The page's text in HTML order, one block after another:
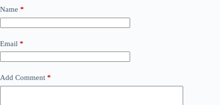
Name *
Email *
Add Comment *